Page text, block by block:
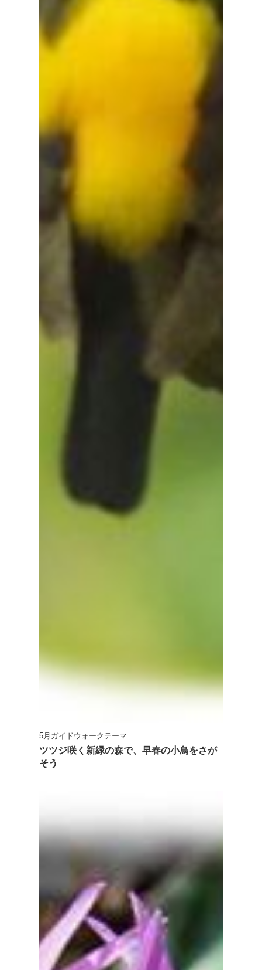
5月ガイドウォークテーマ
ツツジ咲く新緑の森で、早春の小鳥をさが
そう